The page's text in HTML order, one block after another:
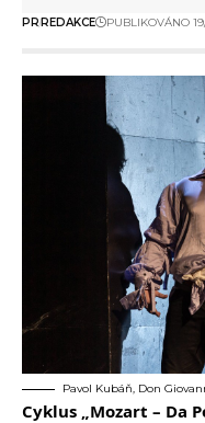
PRREDAKCE PUBLIKOVÁNO
Pavol Kubáň, Don
Cyklus „Mozart – Da